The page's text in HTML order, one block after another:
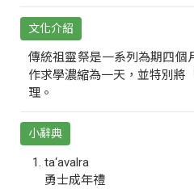
文化介紹
傳統祖靈祭是一系列為期四個
作求學濃縮為一天，並特別將
理。
小辭典
ta‘avalra
勇士成年禮